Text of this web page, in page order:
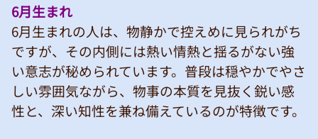
6月生まれ
6月生まれの人は、物静かで控えめに見られがち
ですが、その内側には熱い情熱と揺るがない強
い意志が秘められています。普段は穏やかでやさ
しい雰囲気ながら、物事の本質を見抜く鋭い感
性と、深い知性を兼ね備えているのが特徴です。